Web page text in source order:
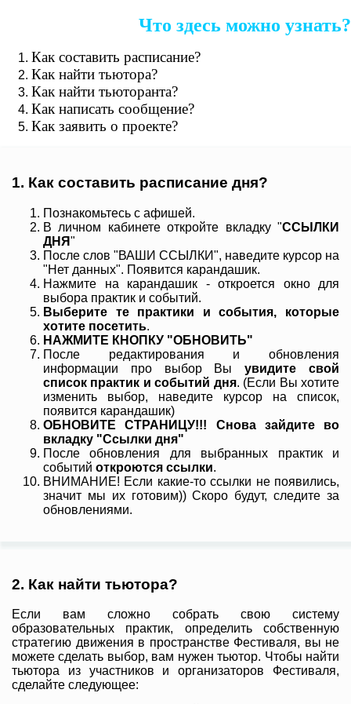
Что здесь можно узнать?
Как составить расписание?
Как найти тьютора?
Как найти тьюторанта?
Как написать сообщение?
Как заявить о проекте?
1. Как составить расписание дня?
Познакомьтесь с афишей.
В личном кабинете откройте вкладку "ССЫЛКИ
ДНЯ"
После слов "ВАШИ ССЫЛКИ", наведите курсор на
"Нет данных". Появится карандашик.
Нажмите на карандашик - откроется окно для
выбора практик и событий.
Выберите те практики и события, которые
хотите посетить.
НАЖМИТЕ КНОПКУ "ОБНОВИТЬ"
После редактирования и обновления
информации про выбор Выувидите свой
список практик и событий дня. (Если Вы хотите
изменить выбор, наведите курсор на список,
появится карандашик)
ОБНОВИТЕ СТРАНИЦУ!!! Снова зайдите во
вкладку "Ссылки дня"
После обновления для выбранных практик и
событий откроются ссылки.
ВНИМАНИЕ! Если какие-то ссылки не появились,
значит мы их готовим)) Скоро будут, следите за
обновлениями.
2. Как найти тьютора?
Если вам сложно собрать свою систему
образовательных практик, определить собственную
стратегию движения в пространстве Фестиваля, вы не
можете сделать выбор, вам нужен тьютор. Чтобы найти
тьютора из участников и организаторов Фестиваля,
сделайте следующее: